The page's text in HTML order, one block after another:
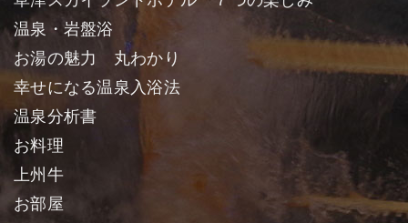
温泉・岩盤浴
お湯の魅力 丸わかり
幸せになる温泉入浴法
温泉分析書
お料理
上州牛
お部屋